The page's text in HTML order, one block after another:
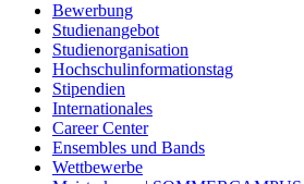
Bewerbung
Studienangebot
Studienorganisation
Hochschulinformationstag
Stipendien
Internationales
Career Center
Ensembles und Bands
Wettbewerbe